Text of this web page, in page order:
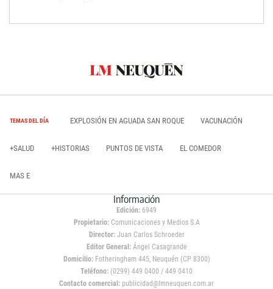
TEMAS DEL DÍA EXPLOSIÓN EN AGUADA SAN ROQUE VACUNACIÓN
+SALUD +HISTORIAS PUNTOS DE VISTA EL COMEDOR
MAS E
Información
Edición: 6949
Propietario:Comunicaciones y Medios S.A
Director: Juan Carlos Schroeder
Editor General:Ángel Casagrande
Domicilio:Fotheringham 445, Neuquén (CP 8300)
Teléfono: (0299) 449 0400 / 449 0410
Contacto comercial: publicidad@lmneuquen.com.ar